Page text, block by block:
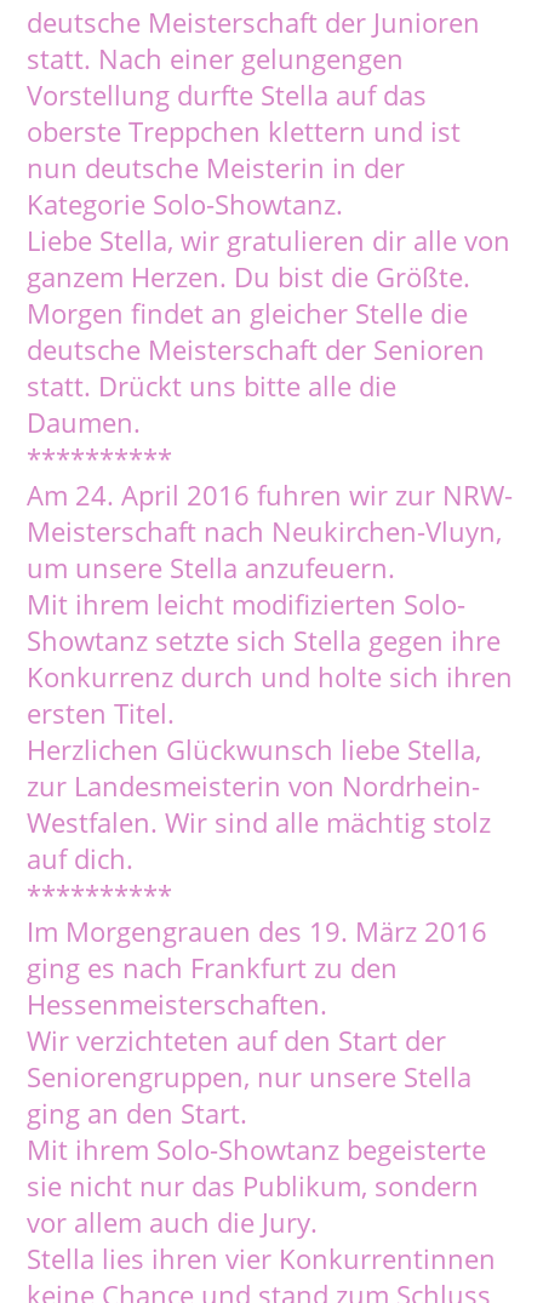
deutsche Meisterschaft der Junioren
statt. Nach einer gelungengen
Vorstellung durfte Stella auf das
oberste Treppchen klettern und ist
nun deutsche Meisterin in der
Kategorie Solo-Showtanz.
Liebe Stella, wir gratulieren dir alle von
ganzem Herzen. Du bist die Größte.
Morgen findet an gleicher Stelle die
deutsche Meisterschaft der Senioren
statt. Drückt uns bitte alle die
Daumen.
**********
Am 24. April 2016 fuhren wir zur NRW-
Meisterschaft nach Neukirchen-Vluyn,
um unsere Stella anzufeuern.
Mit ihrem leicht modifizierten Solo-
Showtanz setzte sich Stella gegen ihre
Konkurrenz durch und holte sich ihren
ersten Titel.
Herzlichen Glückwunsch liebe Stella,
zur Landesmeisterin von Nordrhein-
Westfalen. Wir sind alle mächtig stolz
auf dich.
**********
Im Morgengrauen des 19. März 2016
ging es nach Frankfurt zu den
Hessenmeisterschaften.
Wir verzichteten auf den Start der
Seniorengruppen, nur unsere Stella
ging an den Start.
Mit ihrem Solo-Showtanz begeisterte
sie nicht nur das Publikum, sondern
vor allem auch die Jury.
Stella lies ihren vier Konkurrentinnen
keine Chance und stand zum Schluss